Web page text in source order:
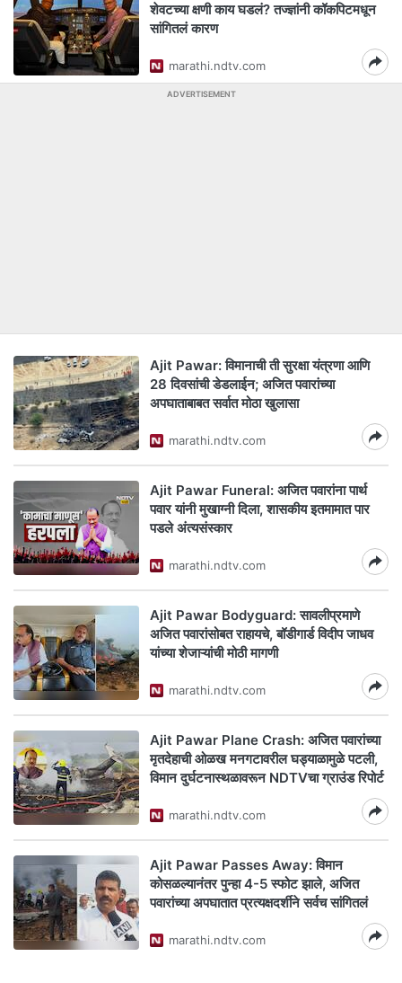
शेवटच्या क्षणी काय घडलं? तज्ज्ञांनी कॉकपिटमधून
सांगितलं कारण
marathi.ndtv.com
ADVERTISEMENT
Ajit Pawar: विमानाची ती सुरक्षा यंत्रणा आणि
28 दिवसांची डेडलाईन; अजित पवारांच्या
अपघाताबाबत सर्वात मोठा खुलासा
marathi.ndtv.com
Ajit Pawar Funeral: अजित पवारांना पार्थ
पवार यांनी मुखाग्नी दिला, शासकीय इतमामात पार
पडले अंत्यसंस्कार
marathi.ndtv.com
Ajit Pawar Bodyguard: सावलीप्रमाणे
अजित पवारांसोबत राहायचे, बॉडीगार्ड विदीप जाधव
यांच्या शेजाऱ्यांची मोठी मागणी
marathi.ndtv.com
Ajit Pawar Plane Crash: अजित पवारांच्या
मृतदेहाची ओळख मनगटावरील घड्याळामुळे पटली,
विमान दुर्घटनास्थळावरून NDTVचा ग्राउंड रिपोर्ट
marathi.ndtv.com
Ajit Pawar Passes Away: विमान
कोसळल्यानंतर पुन्हा 4-5 स्फोट झाले, अजित
पवारांच्या अपघातात प्रत्यक्षदर्शीने सर्वच सांगितलं
marathi.ndtv.com